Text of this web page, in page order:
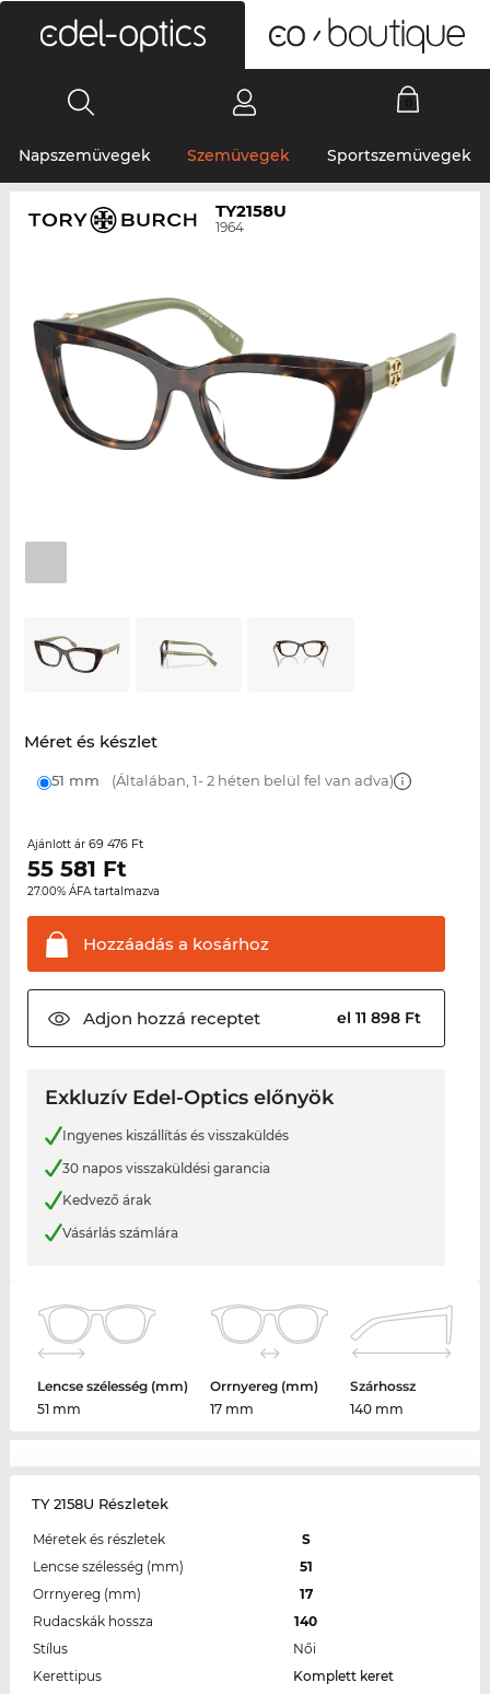
Napszemüvegek Szemüvegek Sportszemüvegek
TY2158U
1964
Méret és készlet
51 mm (Általában, 1- 2 héten belül fel van adva)
Ajánlott ár 69 476 Ft
55 581 Ft
27.00% ÁFA tartalmazva
Hozzáadás a kosárhoz
Adjon hozzá receptet el 11 898 Ft
Exkluzív Edel-Optics előnyök
Ingyenes kiszállítás és visszaküldés
30 napos visszaküldési garancia
Kedvező árak
Vásárlás számlára
Lencse szélesség (mm)
51 mm
Orrnyereg (mm)
17 mm
Szárhossz
140 mm
TY 2158U Részletek
Méretek és részletek
S
Lencse szélesség (mm)
51
Orrnyereg (mm)
17
Rudacskák hossza
140
Stílus
Női
Kerettipus
Komplett keret